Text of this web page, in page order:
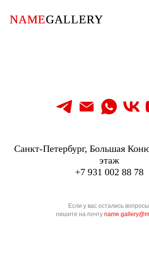
NAMEGALLERY
Санкт-Петербург, Большая
этаж
+7 931 002 88 78
Если у вас остались
пишите на почту
NAMEGALLERY